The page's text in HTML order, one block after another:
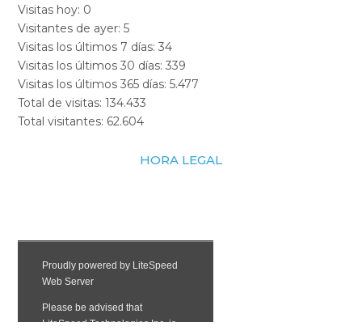
Visitas hoy: 0
Visitantes de ayer:5
Visitas los últimos 7 días:34
Visitas los últimos 30 días:339
Visitas los últimos 365 días:5.477
Total de visitas:134.433
Total visitantes: 62.604
HORA LEGAL